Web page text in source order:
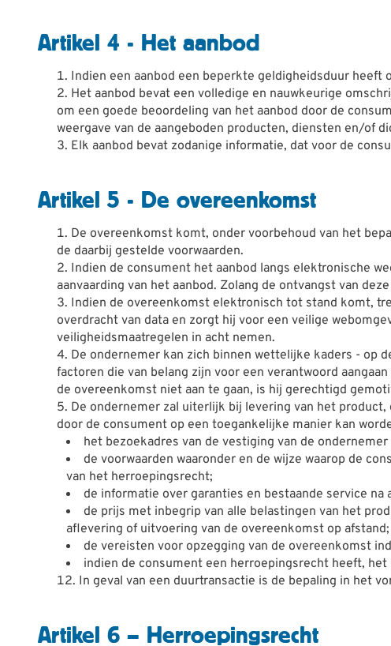
Artikel 4 - Het aanbod
Indien een aanbod een beperkte geldigheidsduur
Het aanbod bevat een volledige en nauwkeurige
om een goede beoordeling van het aanbod door de
weergave van de aangeboden producten, diensten en/of
Elk aanbod bevat zodanige informatie, dat voor de
Artikel 5 - De overeenkomst
De overeenkomst komt, onder voorbehoud van het
de daarbij gestelde voorwaarden.
Indien de consument het aanbod langs elektronische
aanvaarding van het aanbod. Zolang de ontvangst van
Indien de overeenkomst elektronisch tot stand komt,
overdracht van data en zorgt hij voor een veilige
veiligheidsmaatregelen in acht nemen.
De ondernemer kan zich binnen wettelijke kaders - op
factoren die van belang zijn voor een verantwoord
de overeenkomst niet aan te gaan, is hij gerechtigd
De ondernemer zal uiterlijk bij levering van het
door de consument op een toegankelijke manier kan
het bezoekadres van de vestiging van de
de voorwaarden waaronder en de wijze waarop de
van het herroepingsrecht;
de informatie over garanties en bestaande service na
de prijs met inbegrip van alle belastingen van het
aflevering of uitvoering van de overeenkomst op afstand;
de vereisten voor opzegging van de overeenkomst
indien de consument een herroepingsrecht heeft,
In geval van een duurtransactie is de bepaling in het
Artikel 6 – Herroepingsrecht